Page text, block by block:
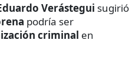
Verástegui sugirió
podría ser
criminal en